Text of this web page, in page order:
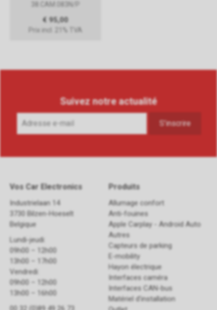
38.CAM.083N/P
€ 95,00
Prix incl. 21% TVA
Suivez notre actualité
Vos Car Electronics
Industrielaan 14
3730 Bilzen-Hoeselt
Belgique
Lundi-jeudi:
09h00 – 12h00
13h00 – 17h00
Vendredi:
09h00 – 12h00
13h00 – 16h00
Produits
Allumage confort
Anti-fouines
Apple Carplay - Android Auto
Autres
Capteurs de parking
E-mobility
Hayon électrique
Interfaces caméra
Interfaces CAN-bus
Matériel d'installation